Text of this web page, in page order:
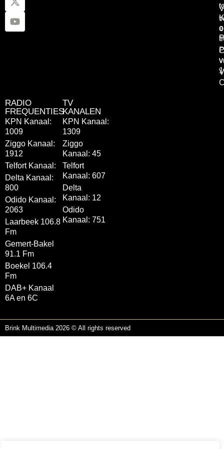
RADIO
FREQUENTIES
KPN Kanaal:
1009
Ziggo Kanaal:
1912
Telfort Kanaal:
Delta Kanaal:
800
Odido Kanaal:
2063
Laarbeek 106.8
Fm
Gemert-Bakel
91.1 Fm
Boekel 106.4
Fm
DAB+ Kanaal
6A en 6C
TV
KANALEN
KPN Kanaal:
1309
Ziggo
Kanaal: 45
Telfort
Kanaal: 607
Delta
Kanaal: 12
Odido
Kanaal: 751
Brink Multimedia 2026 © All rights reserved